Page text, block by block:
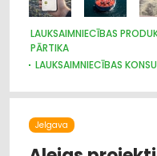
LAUKSAIMNIECĪBAS
PĀRTIKA
LAUKSAIMNIECĪBAS
Jelgava